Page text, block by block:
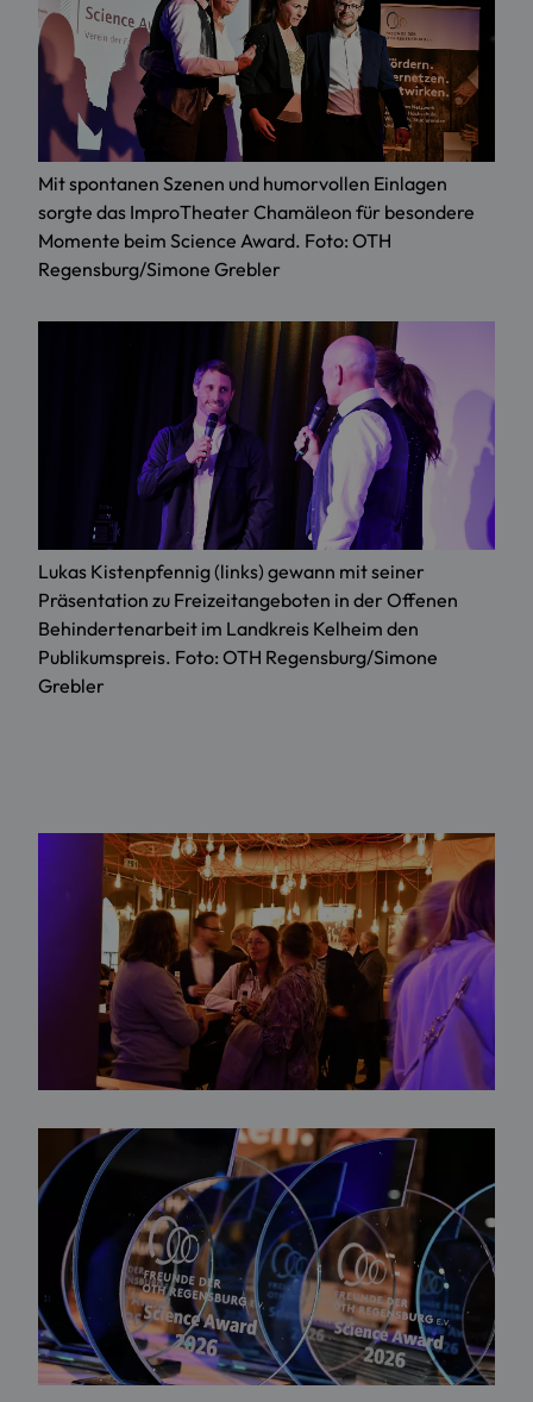
Mit spontanen Szenen und humorvollen Einlagen
sorgte das ImproTheater Chamäleon für besondere
Momente beim Science Award. Foto: OTH
Regensburg/Simone Grebler
Lukas Kistenpfennig (links) gewann mit seiner
Präsentation zu Freizeitangeboten in der Offenen
Behindertenarbeit im Landkreis Kelheim den
Publikumspreis. Foto: OTH Regensburg/Simone
Grebler